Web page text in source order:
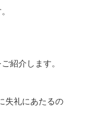
紹介します。
失礼にあたるの